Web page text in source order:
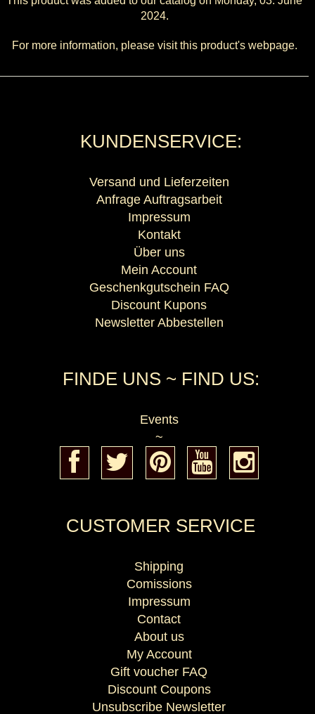
2024.
For more information, please visit this product's webpage.
KUNDENSERVICE:
Versand und Lieferzeiten
Anfrage Auftragsarbeit
Impressum
Kontakt
Über uns
Mein Account
Geschenkgutschein FAQ
Discount Kupons
Newsletter Abbestellen
FINDE UNS ~ FIND US:
Events
~
CUSTOMER SERVICE
Shipping
Comissions
Impressum
Contact
About us
My Account
Gift voucher FAQ
Discount Coupons
Unsubscribe Newsletter